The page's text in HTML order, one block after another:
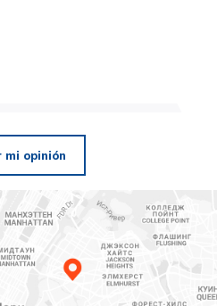
mi opinión